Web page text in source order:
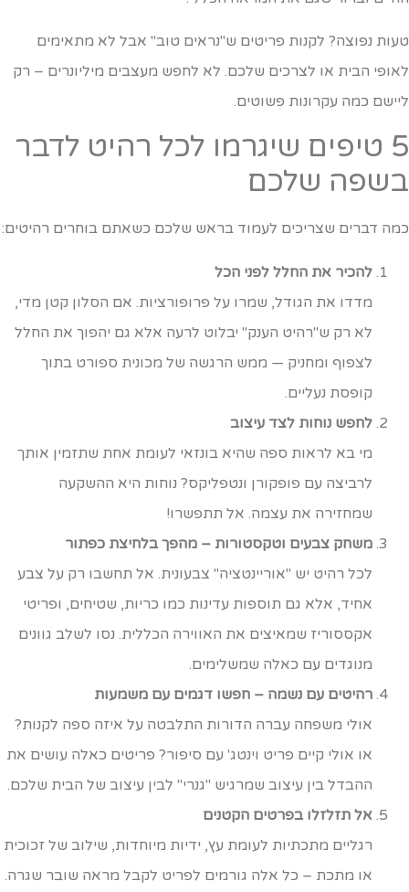
נפוצה? לקנות פריטים ש"נראים טוב" אבל לא מתאימים
הבית או לצרכים שלכם. לא לחפש מעצבים מיליונרים – רק
כמה עקרונות פשוטים.
5 טיפים שיגרמו לכל רהיט לדבר
שלכם
דברים שצריכים לעמוד בראש שלכם כשאתם בוחרים רהיטים:
להכיר את החלל לפני הכל
מדדו את הגודל, שמרו על פרופורציות. אם הסלון קטן מדי,
לא רק ש"רהיט הענק" יבלוט לרעה אלא גם יהפוך את החלל
לצפוף ומחניק — ממש הרגשה של מכונית ספורט בתוך
קופסת נעליים.
לחפש נוחות לצד עיצוב
מי בא לראות ספה שהיא בונזאי לעומת אחת שתזמין אותך
לרביצה עם פופקורן ונטפליקס? נוחות היא ההשקעה
שמחזירה את עצמה. אל תתפשרו!
משחק צבעים וטקסטורות – מהפך בלחיצת כפתור
לכל רהיט יש "אוריינטציה" צבעונית. אל תחשבו רק על צבע
אחיד, אלא גם תוספות עדינות כמו כריות, שטיחים, ופריטי
אקססוריז שמאיצים את האווירה הכללית. נסו לשלב גוונים
מנוגדים עם כאלה שמשלימים.
רהיטים עם נשמה – חפשו דגמים עם משמעות
אולי משפחה עברה הדורות התלבטה על איזה ספה לקנות?
או אולי קיים פריט וינטג' עם סיפור? פריטים כאלה עושים את
ההבדל בין עיצוב שמרגיש "גנרי" לבין עיצוב של הבית שלכם.
אל תזלזלו בפרטים הקטנים
רגליים מתכתיות לעומת עץ, ידיות מיוחדות, שילוב של זכוכית
או מתכת – כל אלה גורמים לפריט לקבל מראה שובר שגרה.